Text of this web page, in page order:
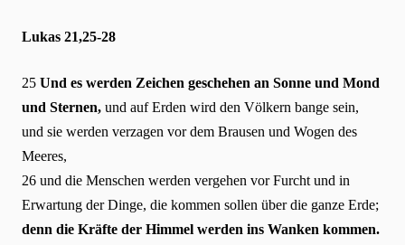
Lukas 21,25-28
25 Und es werden Zeichen geschehen an Sonne und Mond
und Sternen, und auf Erden wird den Völkern bange sein,
und sie werden verzagen vor dem Brausen und Wogen des
Meeres,
26 und die Menschen werden vergehen vor Furcht und in
Erwartung der Dinge, die kommen sollen über die ganze Erde;
denn die Kräfte der Himmel werden ins Wanken kommen.